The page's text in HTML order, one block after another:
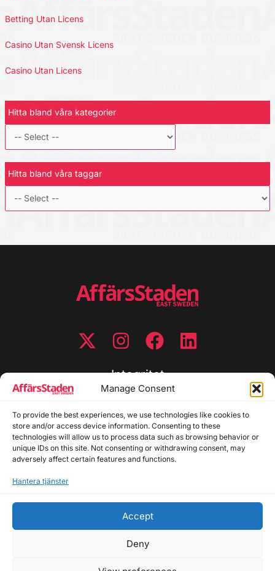
Manage Consent
To provide the best experiences, we use technologies like cookies to
store and/or access device information. Consenting to these
technologies will allow us to process data such as browsing behavior or
unique IDs on this site. Not consenting or withdrawing consent, may
adversely affect certain features and functions.
Hantera tjänster
Accept
Deny
Betting Utan Licens
Casino Utan Svensk Licens
Casino Utan Licens
Hitta bland våra kategorier
Hitta bland våra taggar
Integritet
Cookiepolicy
Disclaimer
Redaktionell policy
Utgivarinformation
Allmänna frågor: info@affarsstaden.se | Tipsa
annons@affarsstaden.se